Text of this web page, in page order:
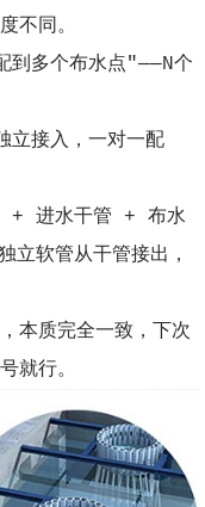
不同。
到多个布水点"——N个
立接入，一对一配
+ 进水干管 + 布水
软管从干管接出，
本质完全一致，
下次
就行。